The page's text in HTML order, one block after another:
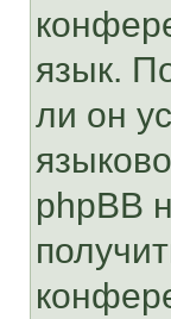
язык.
ли он
phpBB